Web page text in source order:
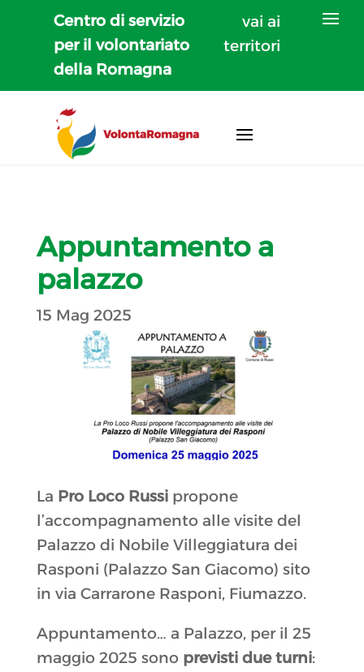
Centro di servizio
per il volontariato
della Romagna
vai ai
territori
Appuntamento a
palazzo
15 Mag 2025
La Pro Loco Russipropone
l’accompagnamento alle visite del
Palazzo di Nobile Villeggiatura dei
Rasponi (Palazzo San Giacomo) sito
in via Carrarone Rasponi, Fiumazzo.
Appuntamento… a Palazzo, per il 25
maggio 2025 sono previsti due turni: